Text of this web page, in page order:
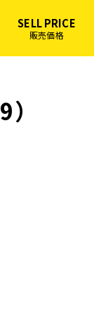
SELL PRICE
販売価格